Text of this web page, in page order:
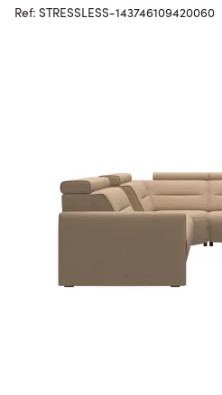
Ref: STRESSLESS-143746109420060